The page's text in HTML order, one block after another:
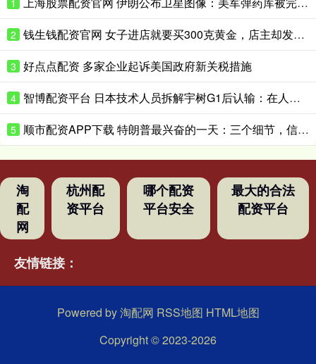
2 钱生钱配资官网 女子进店就要买300克黄金，店主却发现一个反常细节
3 好点点配资 多家企业起诉美国政府新关税措施
4 智博配资平台 日本技术人员拆解宇树G1后认输：在人形机器人领域，日本想在短时间内缩小与中国的差距“恐怕并不现实”
5 顺市配资APP下载 特朗普最兴奋的一天：三个细节，信息量很大
淘
配
网
杭州配
资平台
哪个配资
平台安全
最大的合法
配资平台
友情链接：
Powered by淘配网 RSS地图 HTML地图
Copyright© 2023-2026